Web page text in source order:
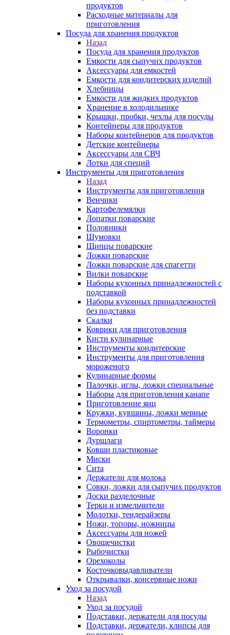
продуктов
Расходные материалы для
приготовления
Посуда для хранения продуктов
Назад
Посуда для хранения продуктов
Емкости для сыпучих продуктов
Аксессуары для емкостей
Емкости для кондитерских изделий
Хлебницы
Емкости для жидких продуктов
Хранение в холодильнике
Крышки, пробки, чехлы для посуды
Контейнеры для продуктов
Наборы контейнеров для продуктов
Детские контейнеры
Аксессуары для СВЧ
Лотки для специй
Инструменты для приготовления
Назад
Инструменты для приготовления
Венчики
Картофелемялки
Лопатки поварские
Половники
Шумовки
Щипцы поварские
Ложки поварские
Ложки поварские для спагетти
Вилки поварские
Наборы кухонных принадлежностей с
подставкой
Наборы кухонных принадлежностей
без подставки
Скалки
Коврики для приготовления
Кисти кулинарные
Инструменты кондитерские
Инструменты для приготовления
мороженого
Кулинарные формы
Палочки, иглы, ложки специальные
Наборы для приготовления канапе
Приготовление яиц
Кружки, кувшины, ложки мерные
Термометры, спиртометры, таймеры
Воронки
Дуршлаги
Ковши пластиковые
Миски
Сита
Держатели для молока
Совки, ложки для сыпучих продуктов
Доски разделочные
Терки и измельчители
Молотки, тендерайзеры
Ножи, топоры, ножницы
Аксессуары для ножей
Овощечистки
Рыбочистки
Орехоколы
Косточковыдавливатели
Открывалки, консервные ножи
Уход за посудой
Назад
Уход за посудой
Подставки, держатели для посуды
Подставки, держатели, клипсы для